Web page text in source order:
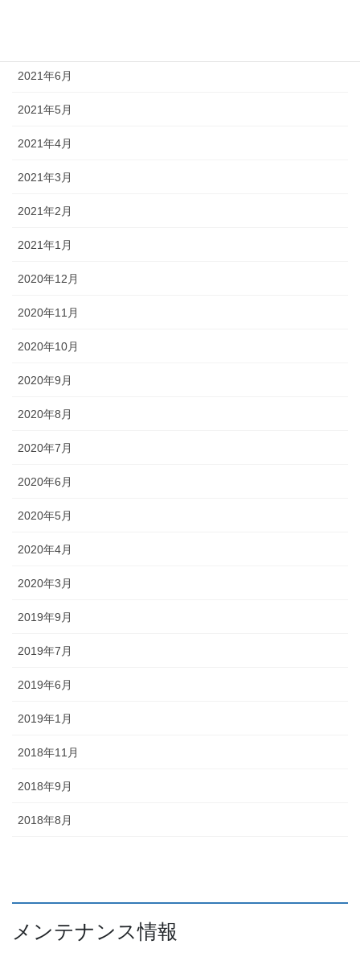
2021年6月
2021年5月
2021年4月
2021年3月
2021年2月
2021年1月
2020年12月
2020年11月
2020年10月
2020年9月
2020年8月
2020年7月
2020年6月
2020年5月
2020年4月
2020年3月
2019年9月
2019年7月
2019年6月
2019年1月
2018年11月
2018年9月
2018年8月
メンテナンス情報